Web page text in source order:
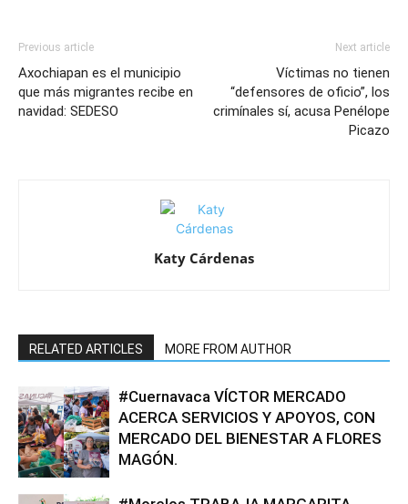
Previous article
Axochiapan es el municipio
que más migrantes recibe en
navidad: SEDESO
Next article
Víctimas no tienen
“defensores de oficio”, los
crimínales sí, acusa Penélope
Picazo
Katy Cárdenas
RELATED ARTICLES MORE FROM AUTHOR
#Cuernavaca VÍCTOR MERCADO
ACERCA SERVICIOS Y APOYOS, CON
MERCADO DEL BIENESTAR A FLORES
MAGÓN.